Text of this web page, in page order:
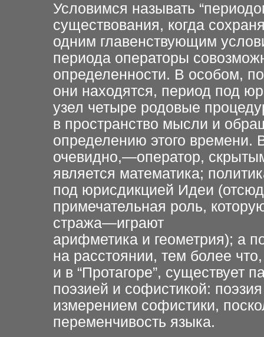
Условимся называть
существования, когда
одним главенствующим
периода операторы
определенности. В особом,
они находятся, период под
узел четыре родовые
в пространство мысли и
определению этого времени.
очевидно,—оператор,
является математика;
под юрисдикцией Идеи
примечательная роль,
стража—играют
арифметика и геометрия); а
на расстоянии, тем более
и в “Протагоре”, существует
поэзией и софистикой:
измерением софистики,
переменчивость языка.